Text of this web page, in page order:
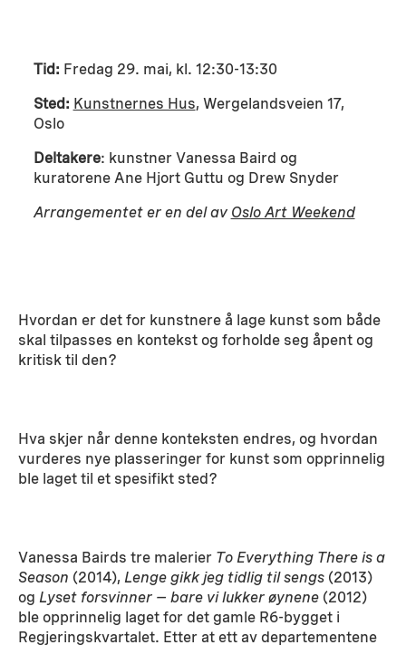
Tid: Fredag 29. mai, kl. 12:30-13:30
Sted: Kunstnernes Hus, Wergelandsveien 17,
Oslo
Deltakere: kunstner Vanessa Baird og
kuratorene Ane Hjort Guttu og Drew Snyder
Arrangementet er en del av Oslo Art Weekend
Hvordan er det for kunstnere å lage kunst som både
skal tilpasses en kontekst og forholde seg åpent og
kritisk til den?
Hva skjer når denne konteksten endres, og hvordan
vurderes nye plasseringer for kunst som opprinnelig
ble laget til et spesifikt sted?
Vanessa Bairds tre malerier To Everything There is a
Season (2014),Lenge gikk jeg tidlig til sengs (2013)
ogLyset forsvinner – bare vi lukker øynene (2012)
ble opprinnelig laget for det gamle R6-bygget i
Regjeringskvartalet. Etter at ett av departementene